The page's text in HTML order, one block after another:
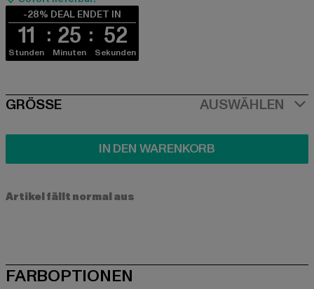
-28% DEAL ENDET IN
11
Stunden
25
Minuten
51
Sekunden
SIZE
GRÖSSE AUSWÄHLEN
IN DEN WARENKORB
Artikel fällt normal aus
FARBOPTIONEN